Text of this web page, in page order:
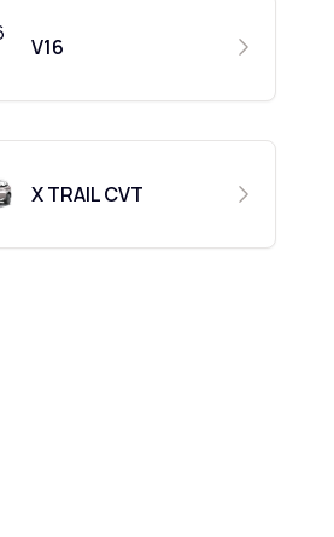
V16
X TRAIL CVT